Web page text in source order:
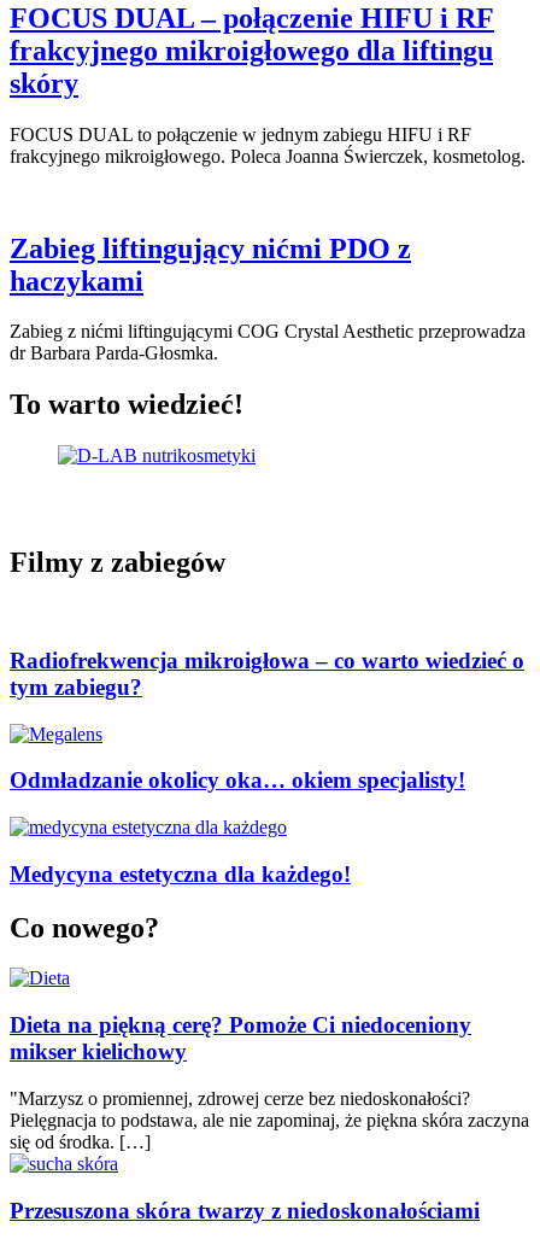
FOCUS DUAL – połączenie HIFU i RF
frakcyjnego mikroigłowego dla liftingu
skóry
FOCUS DUAL to połączenie w jednym zabiegu HIFU i RF
frakcyjnego mikroigłowego. Poleca Joanna Świerczek, kosmetolog.
Zabieg liftingujący nićmi PDO z
haczykami
Zabieg z nićmi liftingującymi COG Crystal Aesthetic przeprowadza
dr Barbara Parda-Głosmka.
To warto wiedzieć!
Filmy z zabiegów
Radiofrekwencja mikroigłowa – co warto wiedzieć o
tym zabiegu?
Odmładzanie okolicy oka… okiem specjalisty!
Medycyna estetyczna dla każdego!
Co nowego?
Dieta na piękną cerę? Pomoże Ci niedoceniony
mikser kielichowy
"Marzysz o promiennej, zdrowej cerze bez niedoskonałości?
Pielęgnacja to podstawa, ale nie zapominaj, że piękna skóra zaczyna
się od środka. […]
Przesuszona skóra twarzy z niedoskonałościami